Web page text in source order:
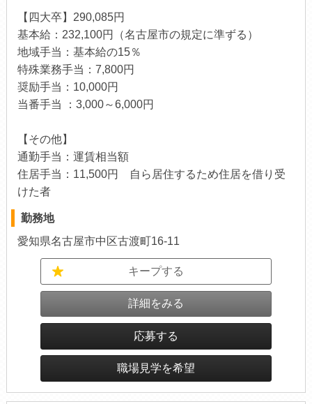
【四大卒】290,085円
基本給：232,100円（名古屋市の規定に準ずる）
地域手当：基本給の15％
特殊業務手当：7,800円
奨励手当：10,000円
当番手当 ：3,000～6,000円
【その他】
通勤手当：運賃相当額
住居手当：11,500円 自ら居住するため住居を借り受
けた者
勤務地
愛知県名古屋市中区古渡町16-11
キープする
詳細をみる
応募する
職場見学を希望